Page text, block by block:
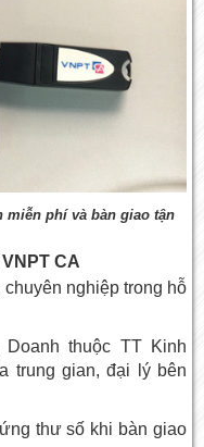
miễn phí và bàn giao tận
CA
nghiệp trong hỗ
thuộc TT Kinh
trung gian, đại lý bên
thư số khi bàn giao